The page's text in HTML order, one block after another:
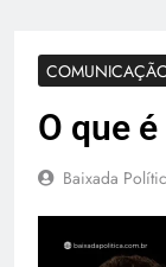
O que
Baixada